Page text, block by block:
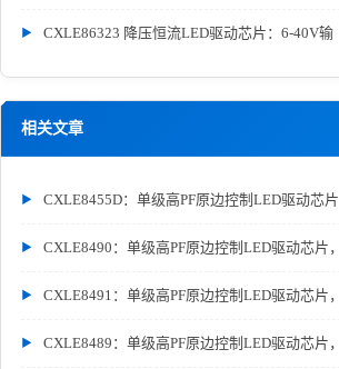
CXLE86323 降压恒流LED驱动芯片：6-40V输
相关文章
CXLE8455D：单级高PF原边控制LED驱动芯片
CXLE8490：单级高PF原边控制LED驱动芯片，
CXLE8491：单级高PF原边控制LED驱动芯片，
CXLE8489：单级高PF原边控制LED驱动芯片，